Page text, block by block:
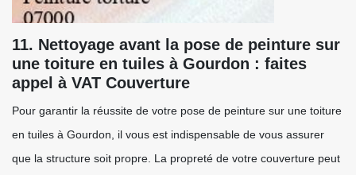
11. Nettoyage avant la pose de peinture sur
une toiture en tuiles à Gourdon : faites
appel à VAT Couverture
Pour garantir la réussite de votre pose de peinture sur une toiture
en tuiles à Gourdon, il vous est indispensable de vous assurer
que la structure soit propre. La propreté de votre couverture peut